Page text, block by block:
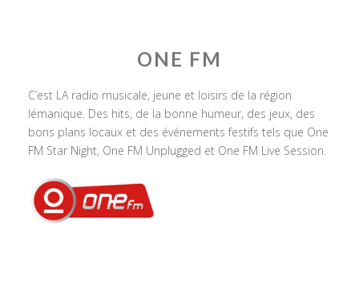
ONE FM
C’est LA radio musicale, jeune et loisirs de la région
lémanique. Des hits, de la bonne humeur, des jeux, des
bons plans locaux et des événements festifs tels que One
FM Star Night, One FM Unplugged et One FM Live Session.